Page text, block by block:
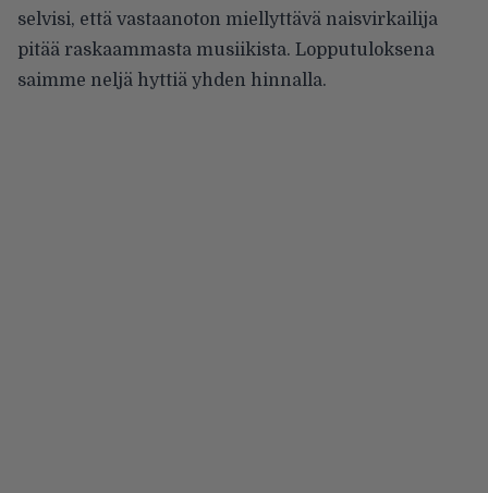
selvisi, että vastaanoton miellyttävä naisvirkailija
pitää raskaammasta musiikista. Lopputuloksena
saimme neljä hyttiä yhden hinnalla.